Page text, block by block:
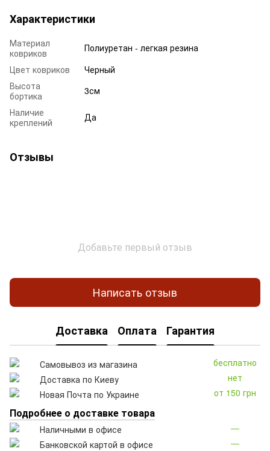
Характеристики
Материал
ковриков
Полиуретан - легкая резина
Цвет ковриков
Черный
Высота
бортика
3см
Наличие
креплений
Да
Отзывы
Добавьте первый отзыв
Написать отзыв
Доставка Оплата Гарантия
Самовывоз из магазина
бесплатно
Доставка по Киеву
нет
Новая Почта по Украине
от 150 грн
Подробнее о доставке товара
Наличными в офисе
—
Банковской картой в офисе
—